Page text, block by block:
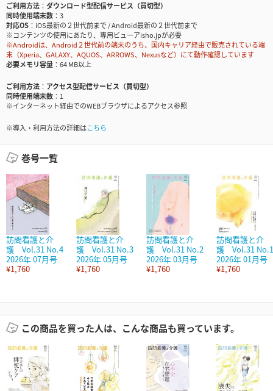
ご利用方法
ダウンロード型配信サービス（買切型）
同時使用端末数
3
対応OS
iOS最新の２世代前まで / Android最新の２世代前まで
※コンテンツの使用にあたり、専用ビューアisho.jpが必要
※Androidは、Android２世代前の端末のうち、国内キャリア経由で販売されている端
末（Xperia、GALAXY、AQUOS、ARROWS、Nexusなど）にて動作確認しています
必要メモリ容量
64 MB以上
ご利用方法
アクセス型配信サービス（買切型）
同時使用端末数
1
※インターネット経由でのWEBブラウザによるアクセス参照
※導入・利用方法の詳細はこちら
巻号一覧
訪問看護と介
護 Vol.31 No.4
2026年 07月号
¥1,760
訪問看護と介
護 Vol.31 No.3
2026年 05月号
¥1,760
訪問看護と介
護 Vol.31 No.2
2026年 03月号
¥1,760
訪問看護と介
護 Vol.31 No.1
2026年 01月号
¥1,760
この商品を買った人は、こんな商品も買っています。